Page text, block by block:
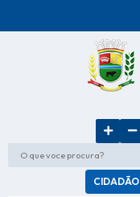
O que voce procura?
CIDADÃO